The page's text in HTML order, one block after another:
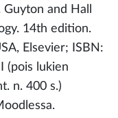
and Hall
14th edition.
Elsevier; ISBN:
(pois lukien
n. 400 s.)